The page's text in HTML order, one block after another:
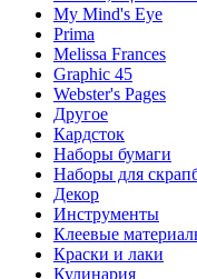
My Mind's Eye
Prima
Melissa Frances
Graphic 45
Webster's Pages
Другое
Кардсток
Наборы бумаги
Наборы для
Декор
Инструменты
Клеевые
Краски и лаки
Кулинария